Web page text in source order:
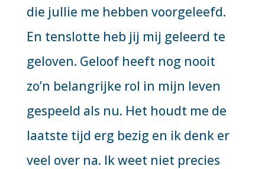
die jullie me hebben voorgeleefd.
En tenslotte heb jij mij geleerd te
geloven. Geloof heeft nog nooit
zo’n belangrijke rol in mijn leven
gespeeld als nu. Het houdt me de
laatste tijd erg bezig en ik denk er
veel over na. Ik weet niet precies